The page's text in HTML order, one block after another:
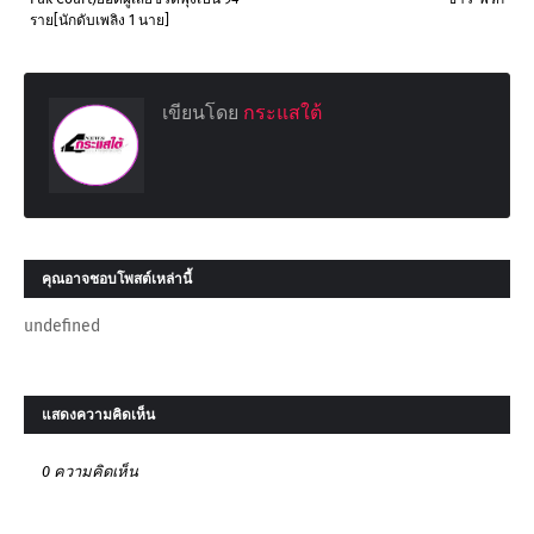
ราย[นักดับเพลิง 1 นาย]
เขียนโดย กระแสใต้
คุณอาจชอบโพสต์เหล่านี้
undefined
แสดงความคิดเห็น
0 ความคิดเห็น